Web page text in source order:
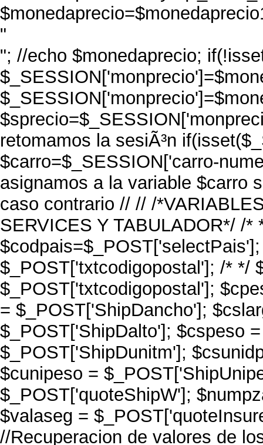
"
"; //echo $monedaprecio;
retomamos la sesiÃ³n
$carro=$_SESSION['carro-
asignamos a la variable $carro
caso contrario // // /
SERVICES Y TABULADOR*/ /
$_POST['txtcodigopostal']; /* */
$_POST['txtcodigopostal'];
= $_POST['ShipDancho'];
$_POST['ShipDalto']; $cspeso
$_POST['ShipDunitm'];
$cunipeso =
$_POST['quoteShipW'];
$valaseg =
//Recuperacion de valores de